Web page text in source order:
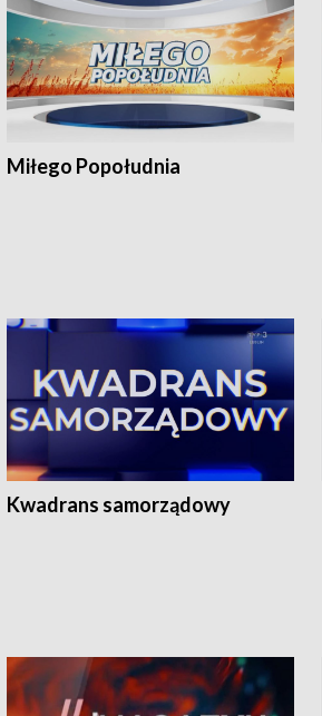
Miłego Popołudnia
Kwadrans samorządowy